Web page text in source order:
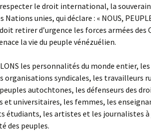
le droit international, la
Nations unies, qui déclare : « NOUS,
doit retirer d’urgence les forces armées des
la vie du peuple vénézuélien.
les personnalités du monde entier,
organisations syndicales, les travailleurs
autochtones, les défenseurs des
et universitaires, les femmes, les
étudiants, les artistes et les journalistes
des peuples.